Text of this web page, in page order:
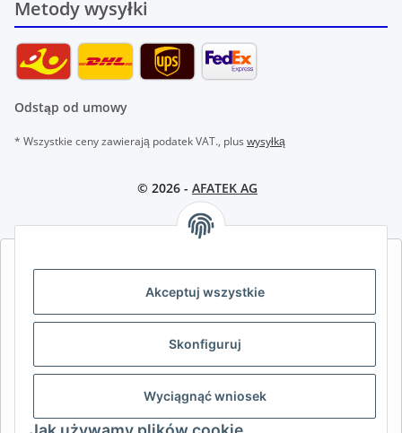
Akceptuj wszystkie
Skonfiguruj
Wyciągnąć wniosek
Metody wysyłki
Odstąp od umowy
* Wszystkie ceny zawierają podatek VAT., plus wysyłką
© 2026 - AFATEK AG
AFATEK INTERNATIONAL – WYBIERZ REGION I JĘZYK | SELECT
DE AT CH (DE) CH (FR)
BE (NL) BE (FR)